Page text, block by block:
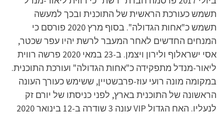
תשמש כעורכת הראשית של התוכנית ובכך למעשה
תשמש כ"אחות הגדולה". בסוף מרץ 2020 פורסם כי
המנחים החדשים לאחר המעבר לרשת יהיו עפר שכטר,
אסי ישראלוף ולירון ויצמן. ב-23 במאי 2020 פרשה רווית
ליאור-מנדל מתפקידה כ"אחות הגדולה" ועורכת התוכנית.
במקומה מונה רועי עוז-פרבשטיין, ששימש כעורך העונה
הראשונה של התוכנית בארץ, לפני כניסתו של יורם זק
לנעליו. האח הגדול VIP עונה 3 שודרה ב-12 בינואר 2020